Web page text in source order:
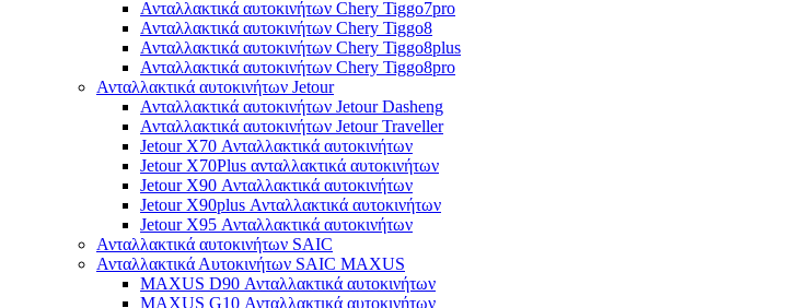
Ανταλλακτικά αυτοκινήτων Chery Tiggo7pro
Ανταλλακτικά αυτοκινήτων Chery Tiggo8
Ανταλλακτικά αυτοκινήτων Chery Tiggo8plus
Ανταλλακτικά αυτοκινήτων Chery Tiggo8pro
Ανταλλακτικά αυτοκινήτων Jetour
Ανταλλακτικά αυτοκινήτων Jetour Dasheng
Ανταλλακτικά αυτοκινήτων Jetour Traveller
Jetour X70 Ανταλλακτικά αυτοκινήτων
Jetour X70Plus ανταλλακτικά αυτοκινήτων
Jetour X90 Ανταλλακτικά αυτοκινήτων
Jetour X90plus Ανταλλακτικά αυτοκινήτων
Jetour X95 Ανταλλακτικά αυτοκινήτων
Ανταλλακτικά αυτοκινήτων SAIC
Ανταλλακτικά Αυτοκινήτων SAIC MAXUS
MAXUS D90 Ανταλλακτικά αυτοκινήτων
MAXUS G10 Ανταλλακτικά αυτοκινήτων